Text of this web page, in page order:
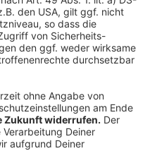
29.09.
Wichtige Infos für
nach